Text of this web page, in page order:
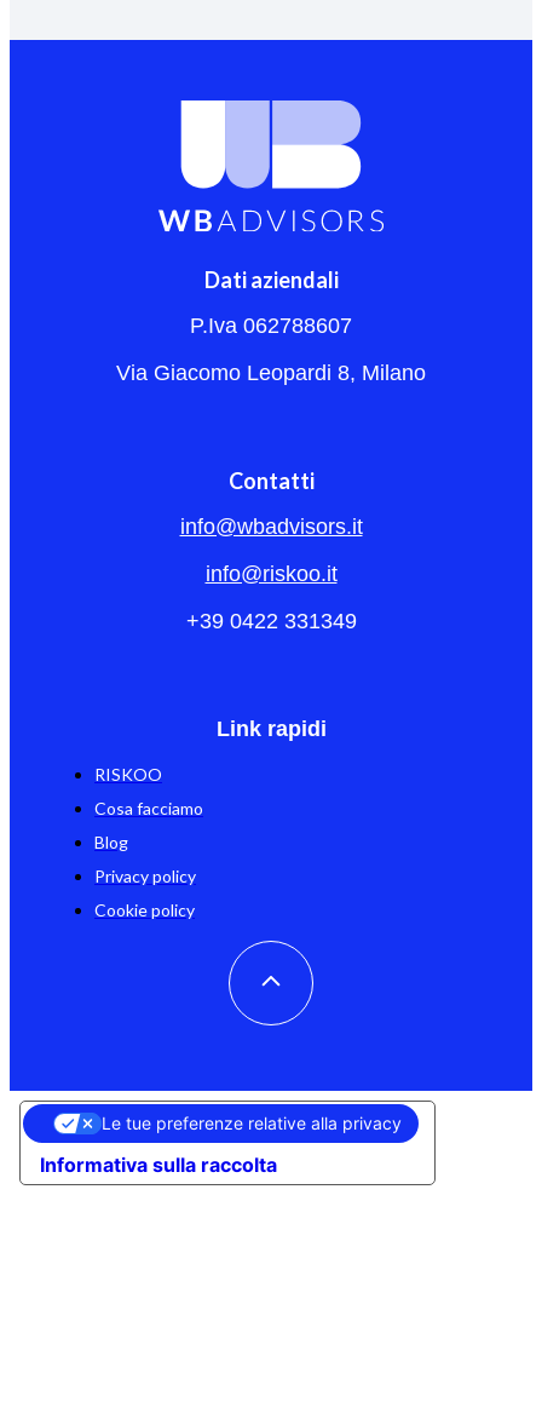
Dati aziendali
P.Iva 062788607
Via Giacomo Leopardi 8, Milano
Contatti
info@wbadvisors.it
info@riskoo.it
+39 0422 331349
Link rapidi
RISKOO
Cosa facciamo
Blog
Privacy policy
Cookie policy
Informativa sulla raccolta
Le tue preferenze relative alla privacy